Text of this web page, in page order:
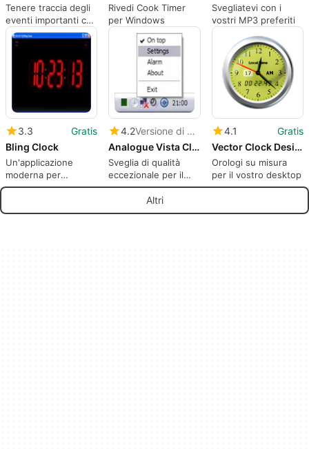
Tenere traccia degli
eventi importanti con
un pratico orologio
per il conto alla
rovescia
Rivedi Cook Timer
per Windows
Svegliatevi con i
vostri MP3 preferiti
3.3
Gratis
Bling Clock
Un'applicazione
moderna per
l'orologio con una
funzioni
4.2
Versione di prova
Analogue Vista Clock
Sveglia di qualità
eccezionale per il
vostro desktop
4.1
Gratis
Vector Clock Designer
Orologi su misura
per il vostro desktop
Altri